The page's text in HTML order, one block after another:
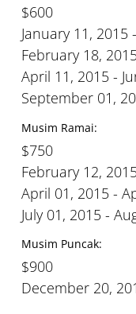
$600
January 11, 2015
February 18,
April 11, 2015 -
September 01,
Musim Ramai:
$750
February 12,
April 01, 2015 -
July 01, 2015 -
Musim Puncak:
$900
December 20,